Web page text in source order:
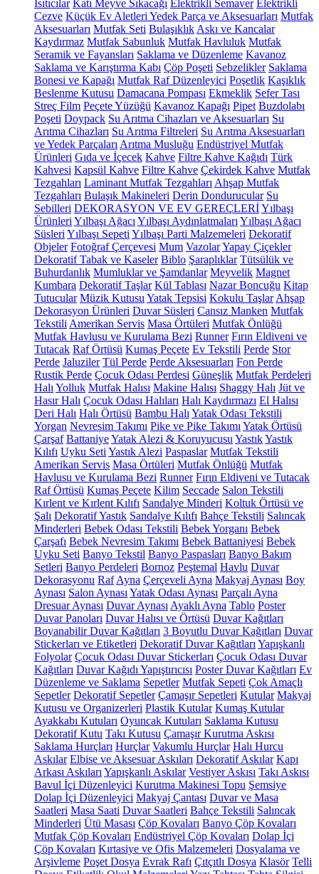
Isıtıcılar Katı Meyve Sıkacağı Elektrikli Semaver Elektrikli
Cezve Küçük Ev Aletleri Yedek Parça ve Aksesuarları Mutfak
Aksesuarları Mutfak Seti Bulaşıklık Askı ve Kancalar
Kaydırmaz Mutfak Sabunluk Mutfak Havluluk Mutfak
Seramik ve Fayansları Saklama ve Düzenleme Kavanoz
Saklama ve Karıştırma Kabı Çöp Poşeti Sebzelikler Saklama
Bonesi ve Kapağı Mutfak Raf Düzenleyici Poşetlik Kaşıklık
Beslenme Kutusu Damacana Pompası Ekmeklik Sefer Tası
Streç Film Peçete Yüzüğü Kavanoz Kapağı Pipet Buzdolabı
Poşeti Doypack Su Arıtma Cihazları ve Aksesuarları Su
Arıtma Cihazları Su Arıtma Filtreleri Su Arıtma Aksesuarları
ve Yedek Parçaları Arıtma Musluğu Endüstriyel Mutfak
Ürünleri Gıda ve İçecek Kahve Filtre Kahve Kağıdı Türk
Kahvesi Kapsül Kahve Filtre Kahve Çekirdek Kahve Mutfak
Tezgahları Laminant Mutfak Tezgahları Ahşap Mutfak
Tezgahları Bulaşık Makineleri Derin Dondurucular Su
Sebilleri DEKORASYON VE EV GEREÇLERİYılbaşı
Ürünleri Yılbaşı Ağacı Yılbaşı Aydınlatmaları Yılbaşı Ağacı
Süsleri Yılbaşı Sepeti Yılbaşı Parti Malzemeleri Dekoratif
Objeler Fotoğraf Çerçevesi Mum VazolarYapay Çiçekler
Dekoratif Tabak ve Kaseler Biblo Şaraplıklar Tütsülük ve
Buhurdanlık Mumluklar ve Şamdanlar Meyvelik Magnet
Kumbara Dekoratif Taşlar Kül Tablası Nazar Boncuğu Kitap
Tutucular Müzik Kutusu Yatak Tepsisi Kokulu Taşlar Ahşap
Dekorasyon Ürünleri Duvar Süsleri Cansız Manken Mutfak
Tekstili Amerikan Servis Masa Örtüleri Mutfak Önlüğü
Mutfak Havlusu ve Kurulama Bezi Runner Fırın Eldiveni ve
Tutacak Raf Örtüsü Kumaş Peçete Ev Tekstili Perde Stor
Perde Jaluziler Tül Perde Perde Aksesuarları Fon Perde
Rustik Perde Çocuk Odası Perdesi Güneşlik Mutfak Perdeleri
Halı Yolluk Mutfak Halısı Makine Halısı Shaggy Halı Jüt ve
Hasır Halı Çocuk Odası Halıları Halı Kaydırmazı El Halısı
Deri Halı Halı Örtüsü Bambu Halı Yatak Odası Tekstili
Yorgan Nevresim Takımı Pike ve Pike Takımı Yatak Örtüsü
Çarşaf BattaniyeYatak Alezi & Koruyucusu YastıkYastık
Kılıfı Uyku Seti Yastık Alezi Paspaslar Mutfak Tekstili
Amerikan Servis Masa Örtüleri Mutfak Önlüğü Mutfak
Havlusu ve Kurulama Bezi Runner Fırın Eldiveni ve Tutacak
Raf Örtüsü Kumaş Peçete Kilim Seccade Salon Tekstili
Kırlent ve Kırlent Kılıfı Sandalye Minderi Koltuk Örtüsü ve
Şalı Dekoratif Yastık Sandalye Kılıfı Bahçe Tekstili Salıncak
Minderleri Bebek Odası Tekstili Bebek Yorganı Bebek
Çarşafı Bebek Nevresim Takımı Bebek Battaniyesi Bebek
Uyku Seti Banyo Tekstil Banyo Paspasları Banyo Bakım
Setleri Banyo Perdeleri Bornoz Peştemal Havlu Duvar
Dekorasyonu Raf Ayna Çerçeveli Ayna Makyaj Aynası Boy
Aynası Salon Aynası Yatak Odası Aynası Parçalı Ayna
Dresuar Aynası Duvar Aynası Ayaklı Ayna Tablo Poster
Duvar Panoları Duvar Halısı ve Örtüsü Duvar Kağıtları
Boyanabilir Duvar Kağıtları 3 Boyutlu Duvar Kağıtları Duvar
Stickerları ve Etiketleri Dekoratif Duvar Kağıtları Yapışkanlı
Folyolar Çocuk Odası Duvar Stickerları Çocuk Odası Duvar
Kağıtları Duvar Kağıdı Yapıştırıcısı Poster Duvar Kağıtları Ev
Düzenleme ve Saklama Sepetler Mutfak Sepeti Çok Amaçlı
Sepetler Dekoratif Sepetler Çamaşır Sepetleri Kutular Makyaj
Kutusu ve Organizerleri Plastik Kutular Kumaş Kutular
Ayakkabı Kutuları Oyuncak Kutuları Saklama Kutusu
Dekoratif Kutu Takı Kutusu Çamaşır Kurutma Askısı
Saklama Hurçları Hurçlar Vakumlu Hurçlar Halı Hurcu
Askılar Elbise ve Aksesuar Askıları Dekoratif Askılar Kapı
Arkası Askıları Yapışkanlı Askılar Vestiyer Askısı Takı Askısı
Bavul İçi Düzenleyici Kurutma Makinesi Topu Şemsiye
Dolap İçi Düzenleyici Makyaj Çantası Duvar ve Masa
Saatleri Masa Saati Duvar Saatleri Bahçe Tekstili Salıncak
Minderleri Ütü Masası Çöp Kovaları Banyo Çöp Kovaları
Mutfak Çöp Kovaları Endüstriyel Çöp Kovaları Dolap İçi
Çöp Kovaları Kırtasiye ve Ofis Malzemeleri Dosyalama ve
Arşivleme Poşet Dosya Evrak Rafı Çıtçıtlı Dosya Klasör Telli